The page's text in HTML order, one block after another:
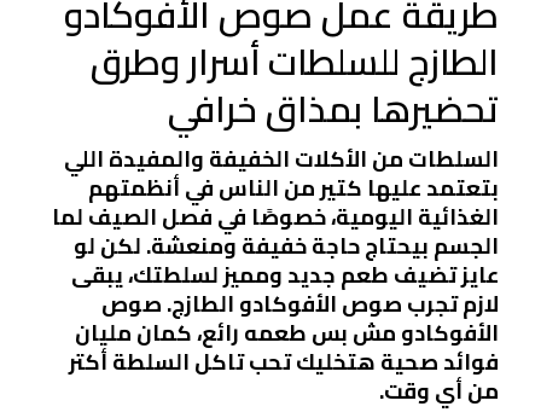
طريقة عمل صوص الأفوكادو
الطازج للسلطات أسرار وطرق
تحضيرها بمذاق خرافي
السلطات من الأكلات الخفيفة والمفيدة اللي
بتعتمد عليها كتير من الناس في أنظمتهم
الغذائية اليومية، خصوصًا في فصل الصيف لما
الجسم بيحتاج حاجة خفيفة ومنعشة. لكن لو
عايز تضيف طعم جديد ومميز لسلطتك، يبقى
لازم تجرب صوص الأفوكادو الطازج. صوص
الأفوكادو مش بس طعمه رائع، كمان مليان
فوائد صحية هتخليك تحب تاكل السلطة أكتر
من أي وقت.